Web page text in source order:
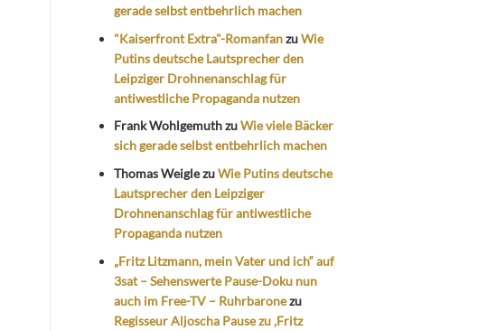
gerade selbst entbehrlich machen
"Kaiserfront Extra"-RomanfanzuWie
Putins deutsche Lautsprecher den
Leipziger Drohnenanschlag für
antiwestliche Propaganda nutzen
Frank WohlgemuthzuWie viele Bäcker
sich gerade selbst entbehrlich machen
Thomas WeiglezuWie Putins deutsche
Lautsprecher den Leipziger
Drohnenanschlag für antiwestliche
Propaganda nutzen
„Fritz Litzmann, mein Vater und ich“ auf
3sat – Sehenswerte Pause-Doku nun
auch im Free-TV – Ruhrbaronezu
Regisseur Aljoscha Pause zu ‚Fritz